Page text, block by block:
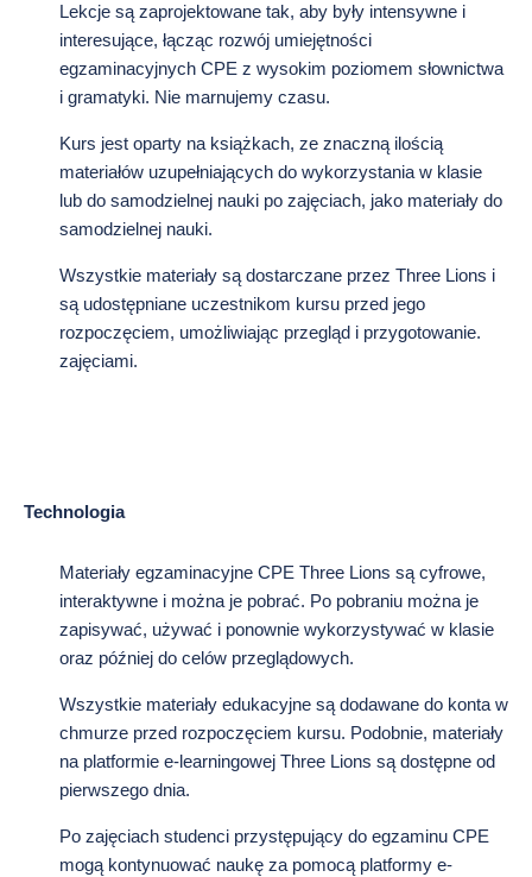
Lekcje są zaprojektowane tak, aby były intensywne i
interesujące, łącząc rozwój umiejętności
egzaminacyjnych CPE z wysokim poziomem słownictwa
i gramatyki. Nie marnujemy czasu.
Kurs jest oparty na książkach, ze znaczną ilością
materiałów uzupełniających do wykorzystania w klasie
lub do samodzielnej nauki po zajęciach, jako materiały do
samodzielnej nauki.
Wszystkie materiały są dostarczane przez Three Lions i
są udostępniane uczestnikom kursu przed jego
rozpoczęciem, umożliwiając przegląd i przygotowanie.
zajęciami.
Technologia
Materiały egzaminacyjne CPE Three Lions są cyfrowe,
interaktywne i można je pobrać. Po pobraniu można je
zapisywać, używać i ponownie wykorzystywać w klasie
oraz później do celów przeglądowych.
Wszystkie materiały edukacyjne są dodawane do konta w
chmurze przed rozpoczęciem kursu. Podobnie, materiały
na platformie e-learningowej Three Lions są dostępne od
pierwszego dnia.
Po zajęciach studenci przystępujący do egzaminu CPE
mogą kontynuować naukę za pomocą platformy e-